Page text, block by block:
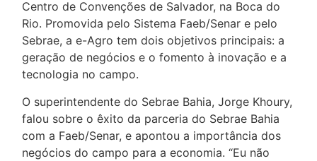
Centro de Convenções de Salvador, na Boca do
Rio. Promovida pelo Sistema Faeb/Senar e pelo
Sebrae, a e-Agro tem dois objetivos principais: a
geração de negócios e o fomento à inovação e a
tecnologia no campo.
O superintendente do Sebrae Bahia, Jorge Khoury,
falou sobre o êxito da parceria do Sebrae Bahia
com a Faeb/Senar, e apontou a importância dos
negócios do campo para a economia. “Eu não